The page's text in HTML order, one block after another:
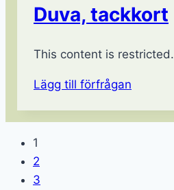
Duva, tackkort
This content is restricted.
Lägg till förfrågan
1
2
3